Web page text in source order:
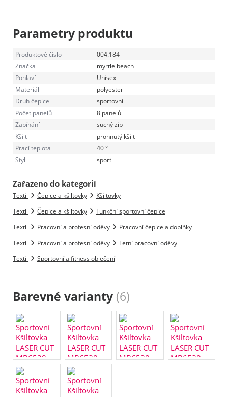
Parametry produktu
Produktové číslo
004.184
Značka
myrtle beach
Pohlaví
Unisex
Materiál
polyester
Druh čepice
sportovní
Počet panelů
8 panelů
Zapínání
suchý zip
Kšilt
prohnutý kšilt
Prací teplota
40 °
Styl
sport
Zařazeno do kategorií
Textil Čepice a kšiltovky
Kšiltovky
Textil
Čepice a kšiltovky
Funkční sportovní čepice
Textil
Pracovní a profesní oděvy
Pracovní čepice a doplňky
Textil
Pracovní a profesní oděvy
Letní pracovní oděvy
Textil
Sportovní a fitness oblečení
Barevné varianty (6)